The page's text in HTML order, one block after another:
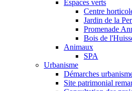
Espaces verts
Centre
Jardin de la
Promenade
Bois de
Animaux
SPA
Urbanisme
Démarches
Site patrimonial